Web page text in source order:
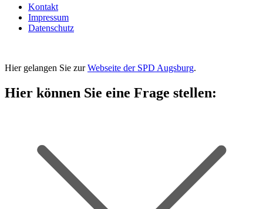
Kontakt
Impressum
Datenschutz
Hier gelangen Sie zurWebseite der SPD Augsburg.
Hier können Sie eine Frage stellen: